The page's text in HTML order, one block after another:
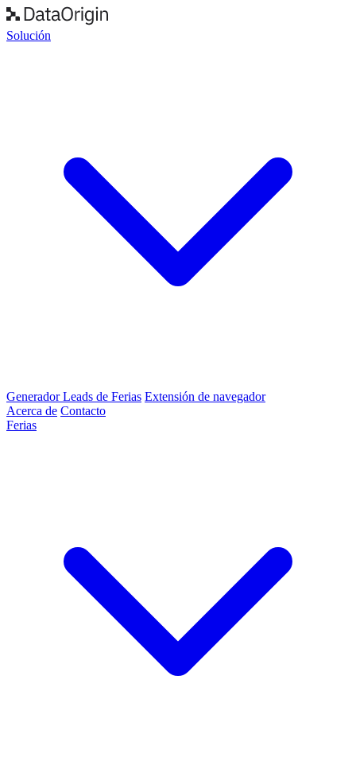
Solución
Generador Leads de Ferias Extensión de navegador
Acerca de Contacto
Ferias